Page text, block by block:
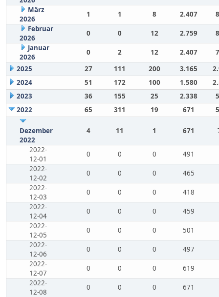
März
2026
1 1 8 2.407
Februar
2026
0 0 12 2.759
Januar
2026
0 2 12 2.407
2025
27 111 200 3.165
2024
51 172 100 1.580
2023
36 155 25 2.338
2022
65 311 19 671
Dezember
2022
4 11 1 671
2022-
12-01
0 0 0
491
2022-
12-02
0 0 0
465
2022-
12-03
0 0 0
418
2022-
12-04
0 0 0
459
2022-
12-05
0 0 0
501
2022-
12-06
0 0 0
497
2022-
12-07
0 0 0
619
2022-
12-08
0 0 0
671